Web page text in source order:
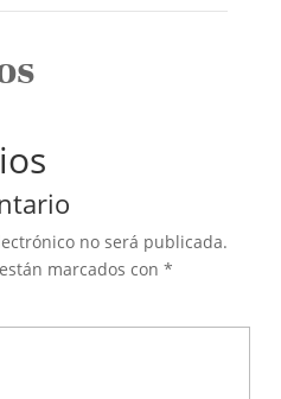
no será publicada.
marcados con *